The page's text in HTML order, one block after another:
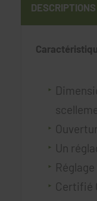
DESCRIPTIONS
Un
Certifié